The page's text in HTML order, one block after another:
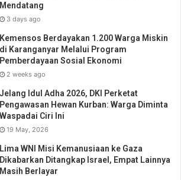
Mendatang
3 days ago
Kemensos Berdayakan 1.200 Warga Miskin
di Karanganyar Melalui Program
Pemberdayaan Sosial Ekonomi
2 weeks ago
Jelang Idul Adha 2026, DKI Perketat
Pengawasan Hewan Kurban: Warga Diminta
Waspadai Ciri Ini
19 May, 2026
Lima WNI Misi Kemanusiaan ke Gaza
Dikabarkan Ditangkap Israel, Empat Lainnya
Masih Berlayar